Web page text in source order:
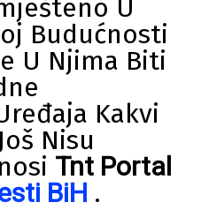
U
Budućnosti
U Njima Biti
Kakvi
Nisu
Tnt Portal
BiH .